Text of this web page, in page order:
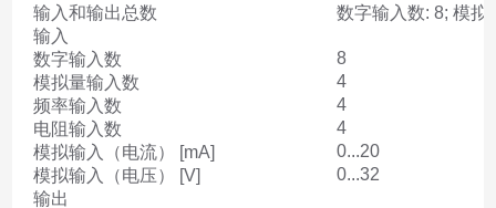
输入和输出总数
数字输入数: 8; 模拟
输入
数字输入数
8
模拟量输入数
4
频率输入数
4
电阻输入数
4
模拟输入（电流） [mA]
0...20
模拟输入（电压） [V]
0...32
输出